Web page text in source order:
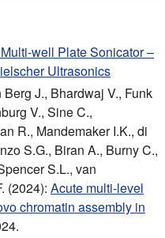
well Plate Sonicator –
Ultrasonics
J., Bhardwaj V., Funk
V., Sine C.,
R., Mandemaker I.K., di
S.G., Biran A., Burny C.,
S.L., van
(2024): Acute multi-level
chromatin assembly in